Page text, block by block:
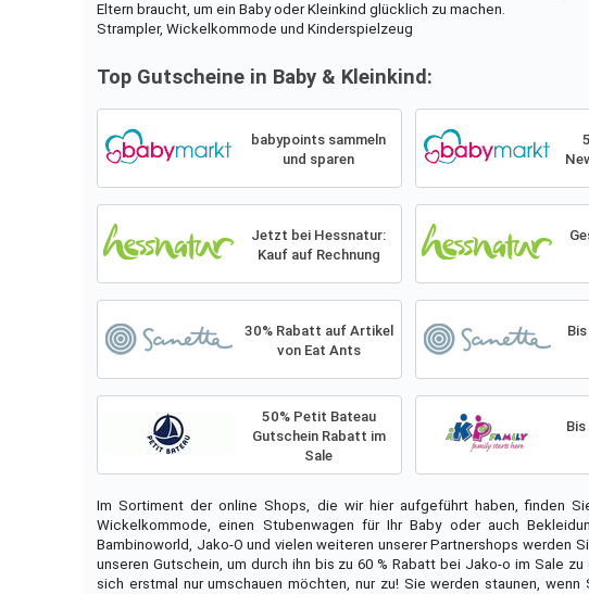
Eltern braucht, um ein Baby oder Kleinkind glücklich zu machen.
Strampler, Wickelkommode und Kinderspielzeug
Top Gutscheine in Baby & Kleinkind:
babypoints sammeln
und sparen
Jetzt bei Hessnatur:
Kauf auf Rechnung
30% Rabatt auf Artikel
von Eat Ants
50% Petit Bateau
Gutschein Rabatt im
Sale
Im Sortiment der online Shops, die wir hier aufgeführt haben, finden
Wickelkommode, einen Stubenwagen für Ihr Baby oder auch
Bambinoworld, Jako-O und vielen weiteren unserer Partnershops werden
unseren Gutschein, um durch ihn bis zu 60 % Rabatt bei Jako-o im Sale
sich erstmal nur umschauen möchten, nur zu! Sie werden staunen,